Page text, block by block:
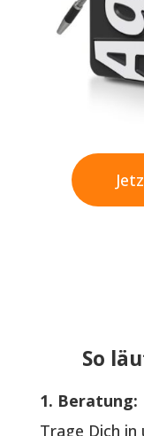
So
1. Beratung:
Trage Dich